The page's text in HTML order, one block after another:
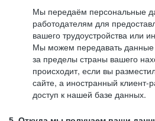
Мы передаём персональные
работодателям для
вашего трудоустройства или
Мы можем передавать данные
за пределы страны вашего
происходит, если вы
сайте, а иностранный клиент-
доступ к нашей базе данных.